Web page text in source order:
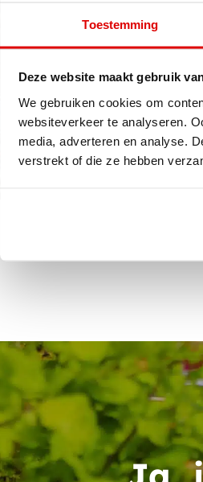
Toestemming
Deze website maakt gebruik
We gebruiken cookies om
websiteverkeer te analyseren.
media, adverteren en analyse.
verstrekt of die ze hebben